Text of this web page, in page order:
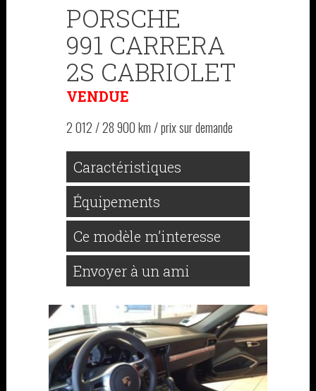
PORSCHE
991 CARRERA
2S CABRIOLET
VENDUE
2 012 / 28 900 km / prix sur demande
Caractéristiques
Équipements
Ce modèle m’interesse
Envoyer à un ami